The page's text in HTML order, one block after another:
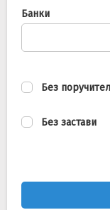
Банки
Без
Без застави